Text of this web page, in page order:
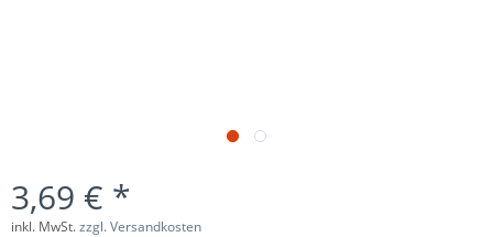
3,69 € *
inkl. MwSt.zzgl. Versandkosten